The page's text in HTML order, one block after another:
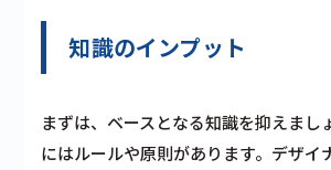
知識のインプット
まずは、ベースとなる知識を抑えまし
にはルールや原則があります。デザイ